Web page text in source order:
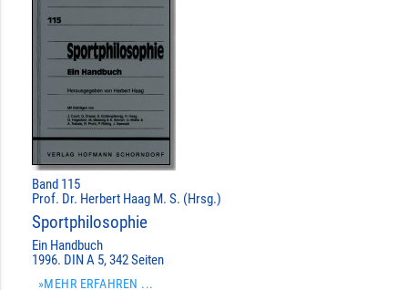
Band 115
Prof. Dr. Herbert Haag M. S. (Hrsg.)
Sportphilosophie
Ein Handbuch
1996. DIN A 5, 342 Seiten
»MEHR ERFAHREN ...